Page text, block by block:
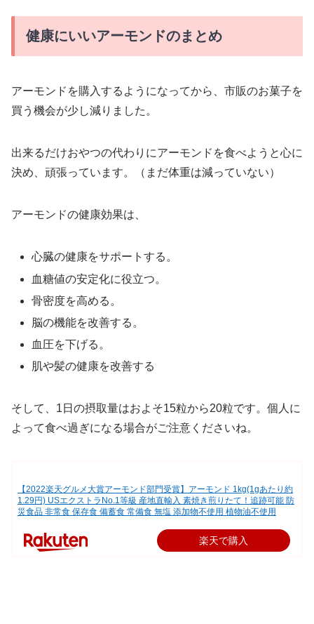
健康にいいアーモンドのまとめ
アーモンドを購入するようになってから、市販のお菓子を
買う機会が少し減りました。
出来るだけおやつの代わりにアーモンドを食べようと心に
決め、頑張っています。（まだ体重は減っていない）
アーモンドの健康効果は、
心臓の健康をサポートする。
血糖値の安定化に役立つ。
骨密度を高める。
脳の機能を改善する。
血圧を下げる。
肌や髪の健康を改善する
そして、1日の摂取量はおよそ15粒から20粒です。個人に
よって食べ過ぎになる場合がご注意くださいね。
【2022楽天グルメ大賞アーモンド部門受賞】アーモンド 1kg(1gあたり約
1.29円) USエクストラNo.1等級 産地直輸入 素焼き煎りたて！追跡可能 防
災食品 非常食 保存食 備蓄食 常備食 無塩 添加物不使用 植物油不使用
楽天で購入